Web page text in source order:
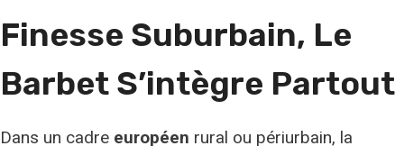
Finesse Suburbain, Le
Barbet S’intègre Partout
Dans un cadre européen rural ou périurbain, la